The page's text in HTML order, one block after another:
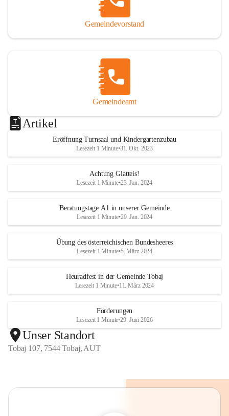
Gemeindevorstand
Gemeindeamt
Artikel
Eröffnung Turnsaal und Kindergartenzubau
Lesezeit 1 Minute•31. Okt. 2023
Achtung Glatteis!
Lesezeit 1 Minute•23. Jan. 2024
Beratungstage A1 in unserer Gemeinde
Lesezeit 1 Minute•29. Jan. 2024
Übung des österreichischen Bundesheeres
Lesezeit 1 Minute•5. März 2024
Heuradfest in der Gemeinde Tobaj
Lesezeit 1 Minute•11. März 2024
Förderungen
Lesezeit 1 Minute•29. Juni 2026
Unser Standort
Tobaj 107, 7544 Tobaj, AUT